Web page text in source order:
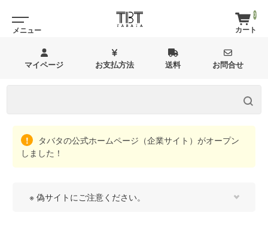
0
マイページ お支払方法 送料 お問合せ
タバタの公式ホームページ（企業サイト）がオープン
しました！
※ 偽サイトにご注意ください。